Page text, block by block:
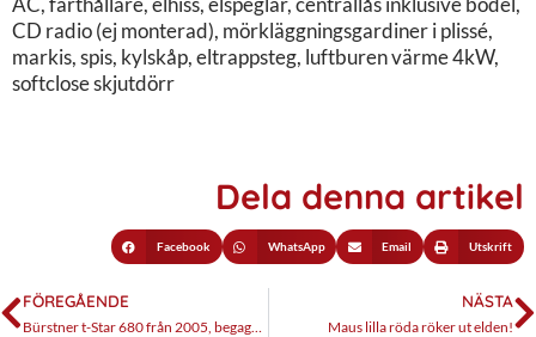
CD radio (ej monterad), mörkläggningsgardiner i plissé,
markis, spis, kylskåp, eltrappsteg, luftburen värme 4kW,
softclose skjutdörr
Dela denna artikel
Facebook WhatsApp Email Utskrift
FÖREGÅENDE
Bürstner t-Star 680 från 2005, begagnattest
NÄSTA
Maus lilla röda röker ut elden!